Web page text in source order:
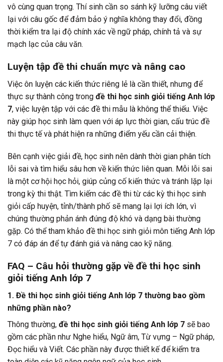
vô cùng quan trọng. Thí sinh cần so sánh kỹ lưỡng câu viết
lại với câu gốc để đảm bảo ý nghĩa không thay đổi, đồng
thời kiểm tra lại độ chính xác về ngữ pháp, chính tả và sự
mạch lạc của câu văn.
Luyện tập đề thi chuẩn mực và nâng cao
Việc ôn luyện các kiến thức riêng lẻ là cần thiết, nhưng để
thực sự thành công trong đề thi học sinh giỏi tiếng Anh lớp
7, việc luyện tập với các đề thi mẫu là không thể thiếu. Việc
này giúp học sinh làm quen với áp lực thời gian, cấu trúc đề
thi thực tế và phát hiện ra những điểm yếu cần cải thiện.
Bên cạnh việc giải đề, học sinh nên dành thời gian phân tích
lỗi sai và tìm hiểu sâu hơn về kiến thức liên quan. Mỗi lỗi sai
là một cơ hội học hỏi, giúp củng cố kiến thức và tránh lặp lại
trong kỳ thi thật. Tìm kiếm các đề thi từ các kỳ thi học sinh
giỏi cấp huyện, tỉnh/thành phố sẽ mang lại lợi ích lớn, vì
chúng thường phản ánh đúng độ khó và dạng bài thường
gặp. Có thể tham khảo đề thi học sinh giỏi môn tiếng Anh lớp
7 có đáp án để tự đánh giá và nâng cao kỹ năng.
FAQ – Câu hỏi thường gặp về đề thi học sinh
giỏi tiếng Anh lớp 7
1. Đề thi học sinh giỏi tiếng Anh lớp 7 thường bao gồm
những phần nào?
Thông thường, đề thi học sinh giỏi tiếng Anh lớp 7 sẽ bao
gồm các phần như Nghe hiểu, Ngữ âm, Từ vựng – Ngữ pháp,
Đọc hiểu và Viết. Các phần này được thiết kế để kiểm tra